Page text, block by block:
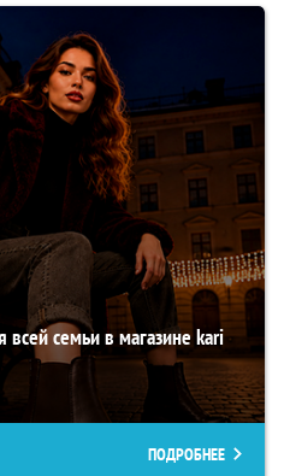
семьи в магазине kari
ПОДРОБНЕЕ